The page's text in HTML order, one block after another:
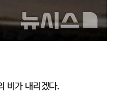
비가 내리겠다.